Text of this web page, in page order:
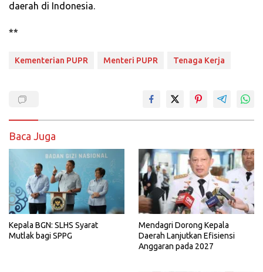
daerah di Indonesia.
**
Kementerian PUPR Menteri PUPR Tenaga Kerja
Baca Juga
Kepala BGN: SLHS Syarat
Mutlak bagi SPPG
Mendagri Dorong Kepala
Daerah Lanjutkan Efisiensi
Anggaran pada 2027